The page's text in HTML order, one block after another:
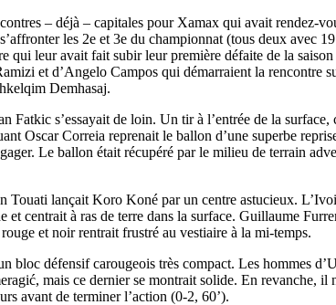
– déjà – capitales pour Xamax qui avait rendez-
les 2e et 3e du championnat (tous deux avec
qui leur avait fait subir leur première défaite de la
et d’Angelo Campos qui démarraient la rencontre
Demhasaj.
s’essayait de loin. Un tir à l’entrée de la
Oscar Correia reprenait le ballon d’une superbe
Le ballon était récupéré par le milieu de terrain
lançait Koro Koné par un centre astucieux.
centrait à ras de terre dans la surface. Guillaume
et noir rentrait frustré au vestiaire à la mi-temps.
bloc défensif carougeois très compact. Les hommes
mais ce dernier se montrait solide. En revanche, il
avant de terminer l’action (0-2, 60’).